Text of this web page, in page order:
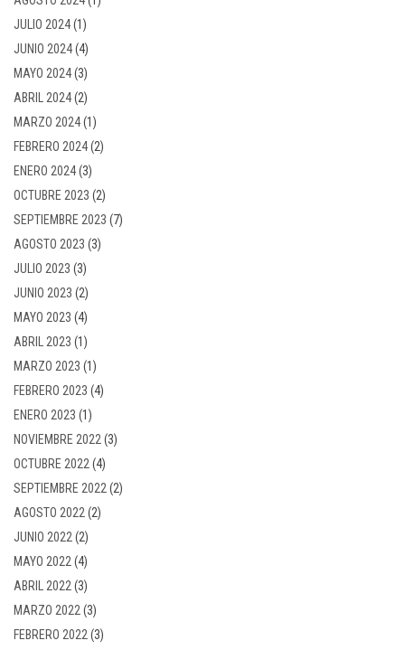
JULIO 2024(1)
JUNIO 2024(4)
MAYO 2024(3)
ABRIL 2024(2)
MARZO 2024(1)
FEBRERO 2024(2)
ENERO 2024(3)
OCTUBRE 2023 (2)
SEPTIEMBRE 2023 (7)
AGOSTO 2023 (3)
JULIO 2023 (3)
JUNIO 2023 (2)
MAYO 2023 (4)
ABRIL 2023 (1)
MARZO 2023 (1)
FEBRERO 2023 (4)
ENERO 2023 (1)
NOVIEMBRE 2022 (3)
OCTUBRE 2022 (4)
SEPTIEMBRE 2022 (2)
AGOSTO 2022 (2)
JUNIO 2022 (2)
MAYO 2022 (4)
ABRIL 2022 (3)
MARZO 2022 (3)
FEBRERO 2022 (3)